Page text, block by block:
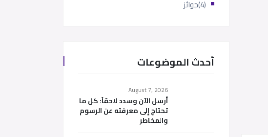
جوائز (4)
أحدث الموضوعات
August 7, 2026
أرسل الآن وسدد لاحقاً: كل ما
تحتاج إلى معرفته عن الرسوم
والمخاطر